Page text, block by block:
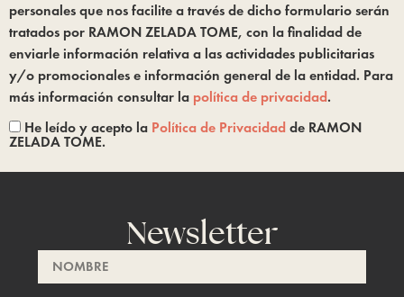
personales que nos facilite a través de dicho formulario serán
tratados por RAMON ZELADA TOME, con la finalidad de
enviarle información relativa a las actividades publicitarias
y/o promocionales e información general de la entidad. Para
más información consultar la política de privacidad.
He leído y acepto la Política de Privacidadde RAMON
ZELADA TOME.
Newsletter